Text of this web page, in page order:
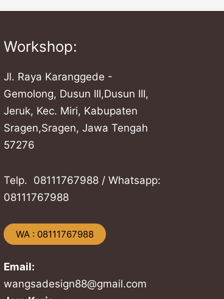
Workshop:
Jl. Raya Karanggede -
Gemolong, Dusun III,Dusun III,
Jeruk, Kec. Miri, Kabupaten
Sragen,Sragen, Jawa Tengah
57276
Telp. ​08111767988 / Whatsapp:
​08111767988
​WA : 08111767988
Email:
wangsadesign88@gmail.com